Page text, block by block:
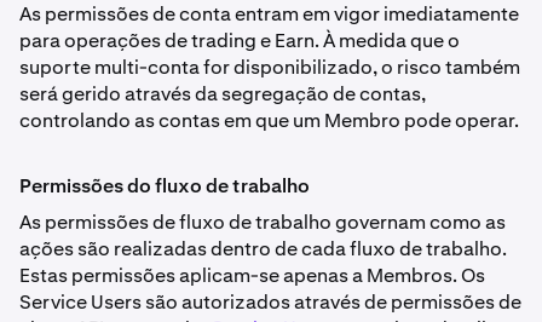
As permissões de conta entram em vigor imediatamente
para operações de trading e Earn. À medida que o
suporte multi-conta for disponibilizado, o risco também
será gerido através da segregação de contas,
controlando as contas em que um Membro pode operar.
Permissões do fluxo de trabalho
As permissões de fluxo de trabalho governam como as
ações são realizadas dentro de cada fluxo de trabalho.
Estas permissões aplicam-se apenas a Membros. Os
Service Users são autorizados através de permissões de